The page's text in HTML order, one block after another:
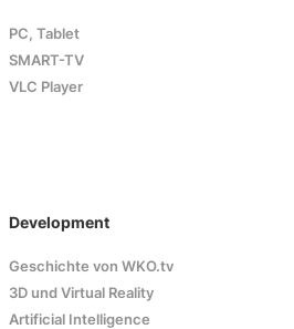
PC, Tablet
SMART-TV
VLC Player
Development
Geschichte von WKO.tv
3D und Virtual Reality
Artificial Intelligence